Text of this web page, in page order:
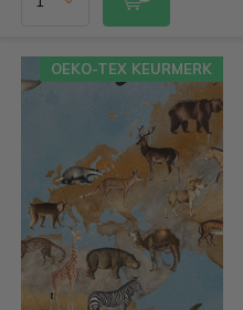
OEKO-TEX KEURMERK